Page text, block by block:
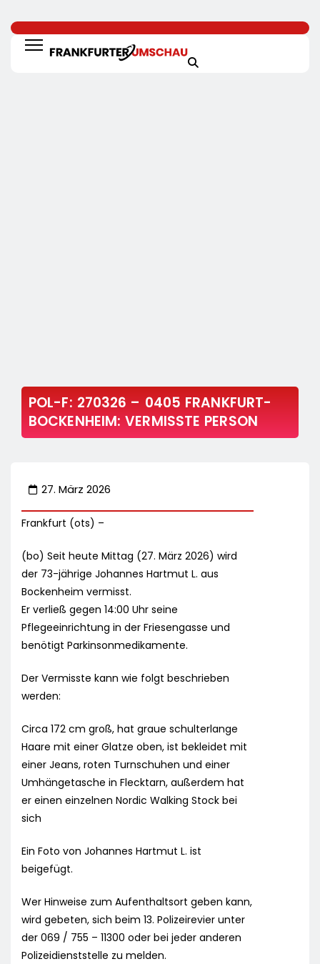
POL-F: 270326 – 0405 FRANKFURT-
BOCKENHEIM: VERMISSTE PERSON
27. März 2026
Frankfurt (ots) –
(bo) Seit heute Mittag (27. März 2026) wird
der 73-jährige Johannes Hartmut L. aus
Bockenheim vermisst.
Er verließ gegen 14:00 Uhr seine
Pflegeeinrichtung in der Friesengasse und
benötigt Parkinsonmedikamente.
Der Vermisste kann wie folgt beschrieben
werden:
Circa 172 cm groß, hat graue schulterlange
Haare mit einer Glatze oben, ist bekleidet mit
einer Jeans, roten Turnschuhen und einer
Umhängetasche in Flecktarn, außerdem hat
er einen einzelnen Nordic Walking Stock bei
sich
Ein Foto von Johannes Hartmut L. ist
beigefügt.
Wer Hinweise zum Aufenthaltsort geben kann,
wird gebeten, sich beim 13. Polizeirevier unter
der 069 / 755 – 11300 oder bei jeder anderen
Polizeidienststelle zu melden.